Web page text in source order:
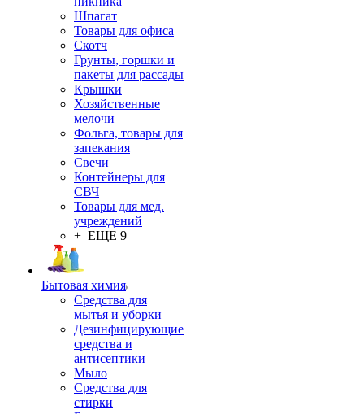
Шпагат
Товары для офиса
Скотч
Грунты, горшки и
пакеты для рассады
Крышки
Хозяйственные
мелочи
Фольга, товары для
запекания
Свечи
Контейнеры для
СВЧ
Товары для мед.
учреждений
+ ЕЩЕ 9
Бытовая химия
Средства для
мытья и уборки
Дезинфицирующие
средства и
антисептики
Мыло
Средства для
стирки